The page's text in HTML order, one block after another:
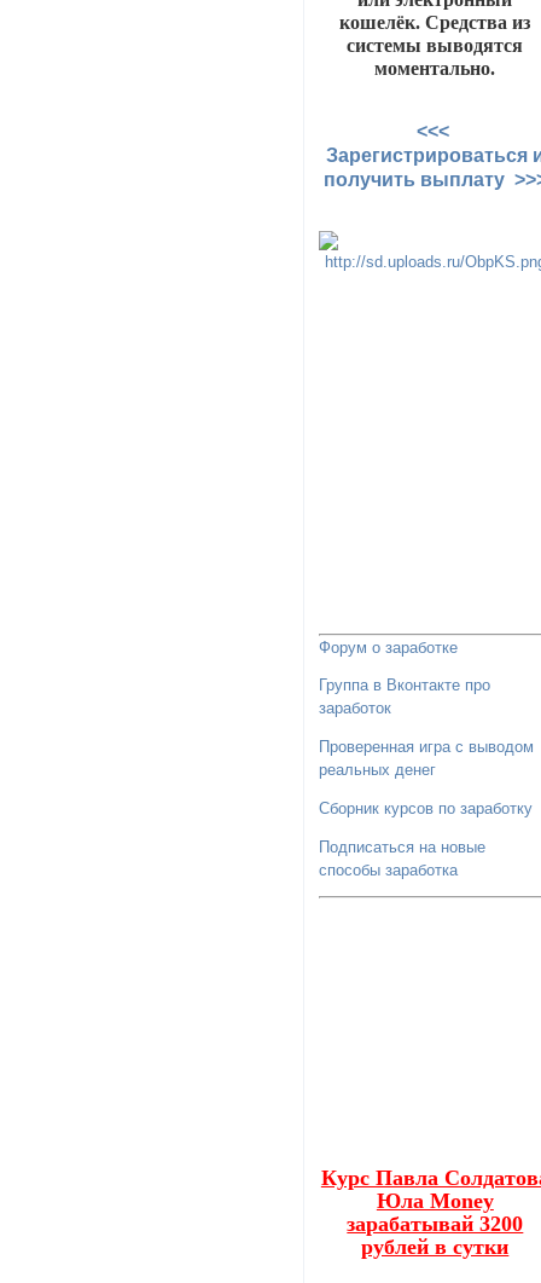
кошелёк. Средства из
системы выводятся
моментально.
<<<
Зарегистрироваться
получить выплату
Форум о заработке
Группа в Вконтакте про
заработок
Проверенная игра с выводом
реальных денег
Сборник курсов по заработку
Подписаться на новые
способы заработка
Курс Павла
Юла Money
зарабатывай 3200
рублей в сутки